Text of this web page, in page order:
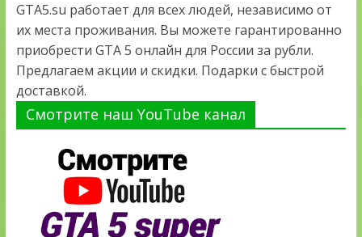
GTA5.su работает для всех людей, независимо от
их места проживания. Вы можете гарантированно
приобрести GTA 5 онлайн для России за рубли.
Предлагаем акции и скидки. Подарки с быстрой
доставкой.
Смотрите наш YouTube канал